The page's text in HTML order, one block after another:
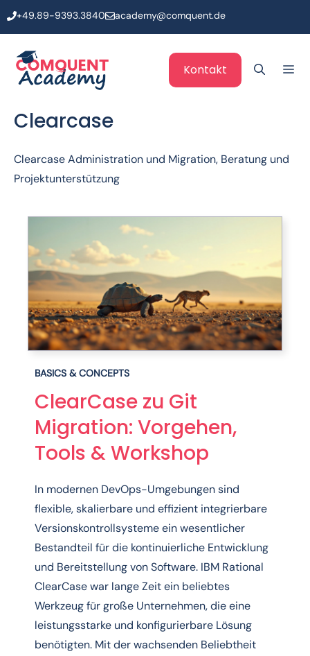
Zum
springen
+49.89-9393.3840 academy@comquent.de
Kontakt
Clearcase
Clearcase Administration und Migration, Beratung und
Projektunterstützung
BASICS & CONCEPTS
ClearCase zu Git
Migration: Vorgehen,
Tools & Workshop
In modernen DevOps-Umgebungen sind
flexible, skalierbare und effizient integrierbare
Versionskontrollsysteme ein wesentlicher
Bestandteil für die kontinuierliche Entwicklung
und Bereitstellung von Software. IBM Rational
ClearCase war lange Zeit ein beliebtes
Werkzeug für große Unternehmen, die eine
leistungsstarke und konfigurierbare Lösung
benötigten. Mit der wachsenden Beliebtheit